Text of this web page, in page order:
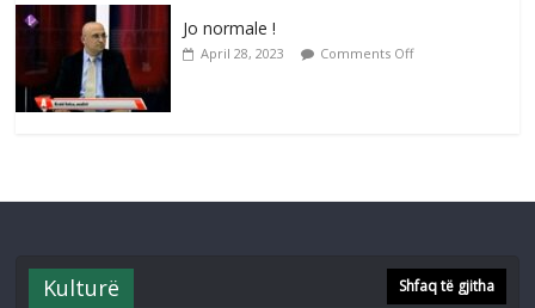
Jo normale !
April 28, 2023 Comments Off
Kulturë Shfaq të gjitha